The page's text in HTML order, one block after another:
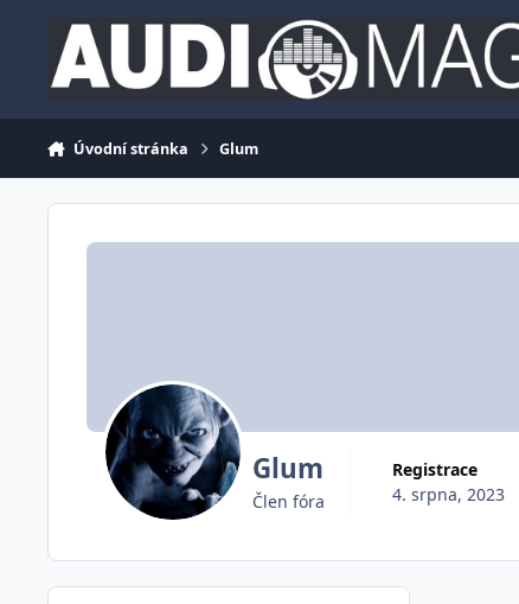
Úvodní stránka Glum
Glum
Člen fóra
Registrace
4. srpna, 2023